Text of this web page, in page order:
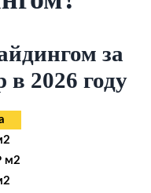
за
2026 году
м2